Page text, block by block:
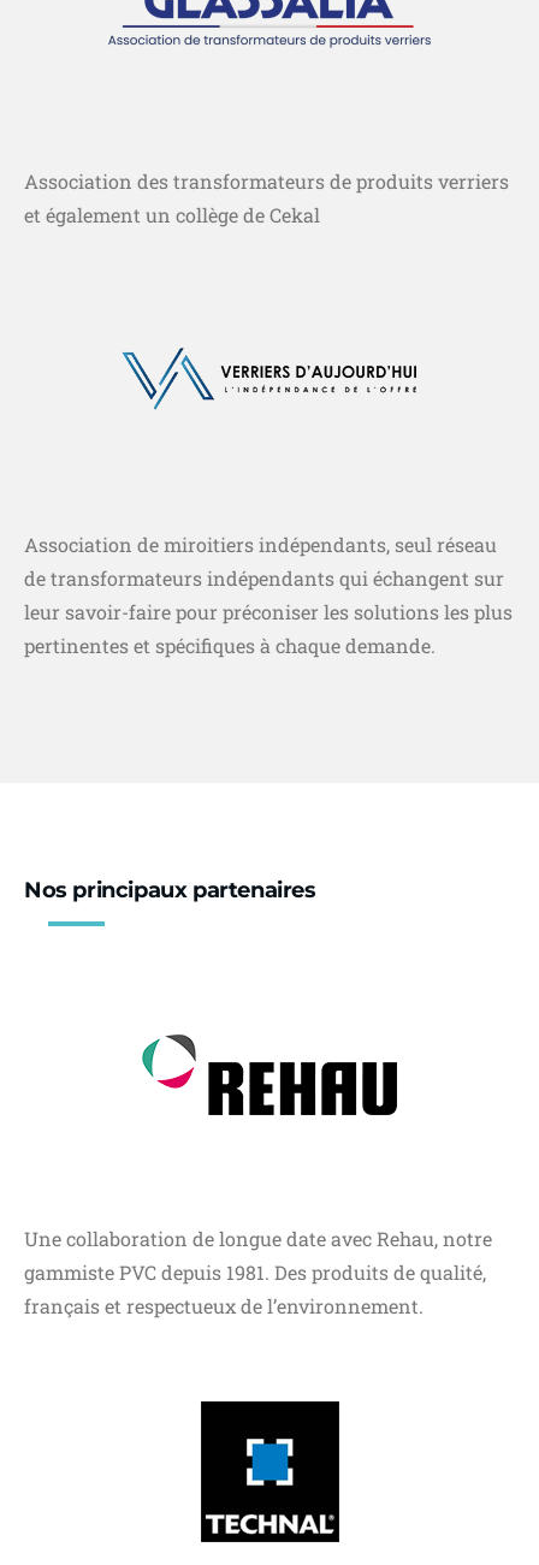
Association des transformateurs de produits verriers
et également un collège de Cekal
Association de miroitiers indépendants, seul réseau
de transformateurs indépendants qui échangent sur
leur savoir-faire pour préconiser les solutions les plus
pertinentes et spécifiques à chaque demande.
Nos principaux partenaires
Une collaboration de longue date avec Rehau, notre
gammiste PVC depuis 1981. Des produits de qualité,
français et respectueux de l’environnement.